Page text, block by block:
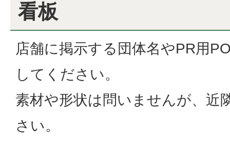
看板
店舗に掲示する団体名やPR用
してください。
素材や形状は問いませんが、近
さい。